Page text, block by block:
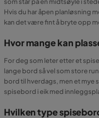
Hvis du har åpen planløsning
kan det være fint å bryte opp
Hvor mange kan
For deg som leter etter et
lange bord så vel som store
bord til hverdags, men et mye
spisebord i eik med
Hvilken type